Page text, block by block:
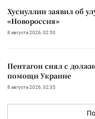
Хуснуллин заявил об
«Новороссия»
8 августа 2026, 02:50
Пентагон снял с
помощи Украине
8 августа 2026, 02:35